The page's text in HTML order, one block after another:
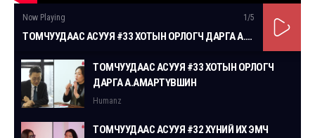
Now Playing 1 /5
ТОМЧУУДААС АСУУЯ #33 ХОТЫН ОРЛОГЧ ДАРГА А.АМАРТҮВШИН
ТОМЧУУДААС АСУУЯ #33 ХОТЫН ОРЛОГЧ
ДАРГА А.АМАРТҮВШИН
Humanz
ТОМЧУУДААС АСУУЯ #32 ХҮНИЙ ИХ ЭМЧ